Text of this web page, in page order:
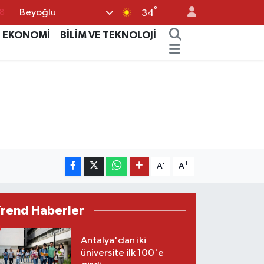
Beyoğlu 34°
EKONOMİ
BİLİM VE TEKNOLOJİ
A- A+
Haberler
Antalya'dan iki
üniversite ilk 100'e